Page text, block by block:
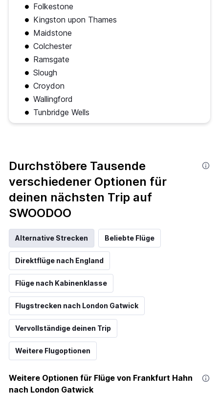
Folkestone
Kingston upon Thames
Maidstone
Colchester
Ramsgate
Slough
Croydon
Wallingford
Tunbridge Wells
Durchstöbere Tausende
verschiedener Optionen für
deinen nächsten Trip auf
SWOODOO
Alternative Strecken Beliebte Flüge
Direktflüge nach England
Flüge nach Kabinenklasse
Flugstrecken nach London Gatwick
Vervollständige deinen Trip
Weitere Flugoptionen
Weitere Optionen für Flüge von Frankfurt Hahn
nach London Gatwick